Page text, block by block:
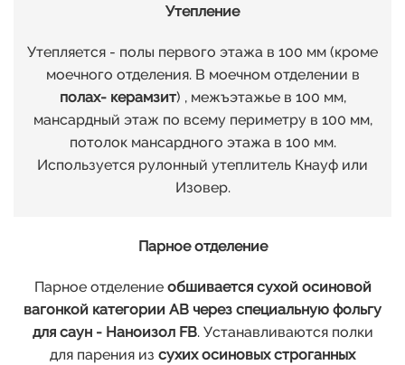
Утепление
Утепляется - полы первого этажа в 100 мм (кроме
моечного отделения. В моечном отделении в
полах- керамзит) , межъэтажье в 100 мм,
мансардный этаж по всему периметру в 100 мм,
потолок мансардного этажа в 100 мм.
Используется рулонный утеплитель Кнауф или
Изовер.
Парное отделение
Парное отделение обшивается сухой осиновой
вагонкой категории АВ через специальную фольгу
для саун - Наноизол FB. Устанавливаются полки
для парения из сухих осиновых строганных